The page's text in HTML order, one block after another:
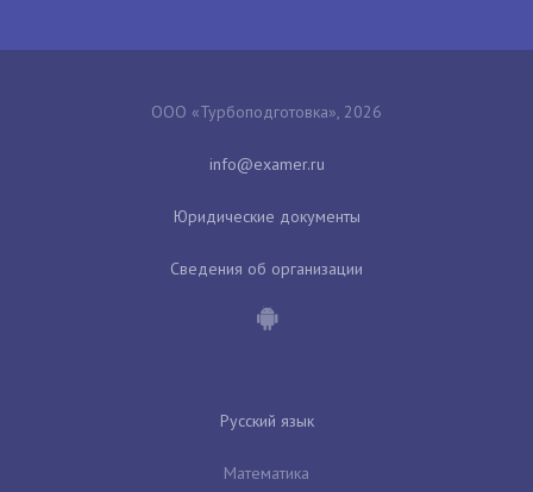
ООО «Турбоподготовка», 2026
Юридические документы
Сведения об организации
Русский язык
Математика